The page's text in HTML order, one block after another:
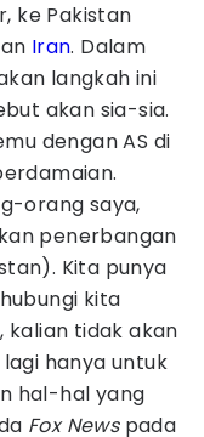
ke Pakistan
Iran. Dalam
langkah ini
akan sia-sia.
dengan AS di
orang saya,
penerbangan
Kita punya
kita
kalian tidak akan
hanya untuk
hal-hal yang
Fox Newspada